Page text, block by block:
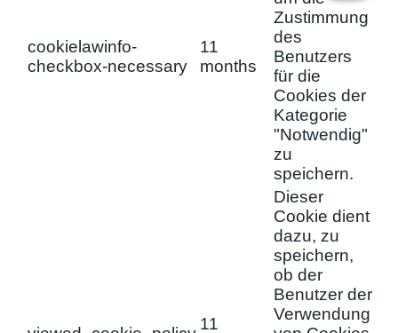
cookielawinfo-
checkbox-necessary
11
months
Zustimmung
des
Benutzers
für die
Cookies der
Kategorie
"Notwendig"
zu
speichern.
11
Dieser
Cookie dient
dazu, zu
speichern,
ob der
Benutzer der
Verwendung